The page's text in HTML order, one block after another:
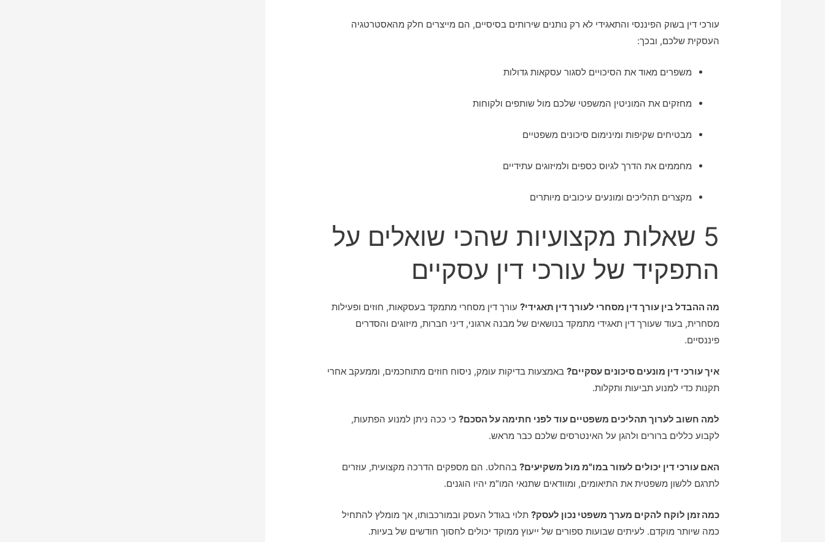
עורכי דין בשוק הפיננסי והתאגידי לא רק נותנים שירותים בסיסיים, הם מייצרים חלק מהאסטרטגיה
העסקית שלכם, ובכך:
משפרים מאוד את הסיכויים לסגור עסקאות גדולות
מחזקים את המוניטין המשפטי שלכם מול שותפים ולקוחות
מבטיחים שקיפות ומינימום סיכונים משפטיים
מחממים את הדרך לגיוס כספים ולמיזוגים עתידיים
מקצרים תהליכים ומונעים עיכובים מיותרים
5 שאלות מקצועיות שהכי שואלים על
התפקיד של עורכי דין עסקיים
מה ההבדל בין עורך דין מסחרי לעורך דין תאגידי? עורך דין מסחרי מתמקד בעסקאות, חוזים ופעילות
מסחרית, בעוד שעורך דין תאגידי מתמקד בנושאים של מבנה ארגוני, דיני חברות, מיזוגים והסדרים
פיננסיים.
איך עורכי דין מונעים סיכונים עסקיים? באמצעות בדיקות עומק, ניסוח חוזים מתוחכמים, וממעקב אחרי
תקנות כדי למנוע תביעות ותקלות.
למה חשוב לערוך תהליכים משפטיים עוד לפני חתימה על הסכם? כי ככה ניתן למנוע הפתעות,
לקבוע כללים ברורים ולהגן על האינטרסים שלכם כבר מראש.
האם עורכי דין יכולים לעזור במו"מ מול משקיעים? בהחלט. הם מספקים הדרכה מקצועית, עוזרים
לתרגם ללשון משפטית את התיאומים, ומוודאים שתנאי המו"מ יהיו הוגנים.
כמה זמן לוקח להקים מערך משפטי נכון לעסק? תלוי בגודל העסק ובמורכבותו, אך מומלץ להתחיל
כמה שיותר מוקדם. לעיתים שבועות ספורים של ייעוץ ממוקד יכולים לחסוך חודשים של בעיות.